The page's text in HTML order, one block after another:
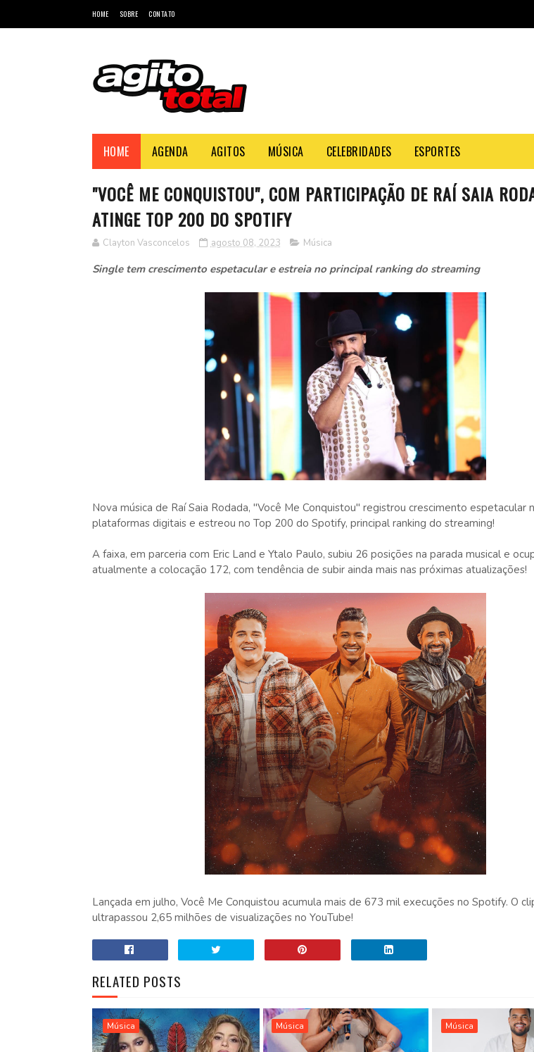
HOME SOBRE CONTATO
HOME AGENDA AGITOS MÚSICA CELEBRIDADES ESPORTES
"VOCÊ ME CONQUISTOU", COM PARTICIPAÇÃO DE RAÍ SAIA
ATINGE TOP 200 DO SPOTIFY
Clayton Vasconcelos agosto 08, 2023 Música
Single tem crescimento espetacular e estreia no principal ranking do streaming
Nova música de Raí Saia Rodada, "Você Me Conquistou" registrou crescimento espetacular
plataformas digitais e estreou no Top 200 do Spotify, principal ranking do streaming!
A faixa, em parceria com Eric Land e Ytalo Paulo, subiu 26 posições na parada musical e
atualmente a colocação 172, com tendência de subir ainda mais nas próximas atualizações!
Lançada em julho, Você Me Conquistou acumula mais de 673 mil execuções no Spotify. O
ultrapassou 2,65 milhões de visualizações no YouTube!
RELATED POSTS
Música Música Música